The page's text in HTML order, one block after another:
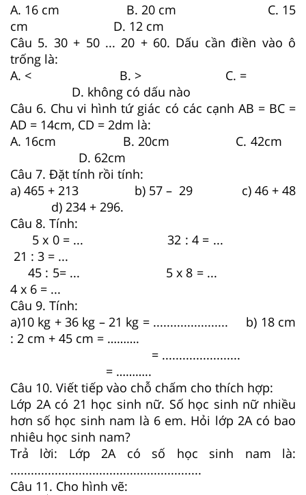
A. 16 cm B. 20 cm C. 15
cm D. 12 cm
Câu 5. 30 + 50 ... 20 + 60. Dấu cần điền vào ô
trống là:
A. < B. > C. =
D. không có dấu nào
Câu 6. Chu vi hình tứ giác có các cạnh AB = BC =
AD = 14cm, CD = 2dm là:
A. 16cm B. 20cm C. 42cm
D. 62cm
Câu 7. Đặt tính rồi tính:
a) 465 + 213 b) 57 – 29 c) 46 + 48
d) 234 + 296.
Câu 8. Tính:
5 x 0 = ... 32 : 4 = ...
21 : 3 = ...
45 : 5= ... 5 x 8 = ...
4 x 6 = ...
Câu 9. Tính:
a)10 kg + 36 kg – 21 kg = ...................... b) 18 cm
: 2 cm + 45 cm = ……….
= .......................
= ………..
Câu 10. Viết tiếp vào chỗ chấm cho thích hợp:
Lớp 2A có 21 học sinh nữ. Số học sinh nữ nhiều
hơn số học sinh nam là 6 em. Hỏi lớp 2A có bao
nhiêu học sinh nam?
Trả lời: Lớp 2A có số học sinh nam là:
........................................................
Câu 11. Cho hình vẽ: